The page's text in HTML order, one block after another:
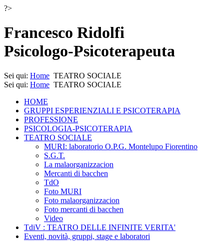
?>
Francesco Ridolfi
Psicologo-Psicoterapeuta
Sei qui: Home TEATRO SOCIALE
Sei qui: Home TEATRO SOCIALE
HOME
GRUPPI ESPERIENZIALI E PSICOTERAPIA
PROFESSIONE
PSICOLOGIA-PSICOTERAPIA
TEATRO SOCIALE
MURI: laboratorio O.P.G. Montelupo Fiorentino
S.G.T.
La malaorganizzacion
Mercanti di bacchen
TdO
Foto MURI
Foto malaorganizzacion
Foto mercanti di bacchen
Video
TdiV : TEATRO DELLE INFINITE VERITA'
Eventi, novità, gruppi, stage e laboratori